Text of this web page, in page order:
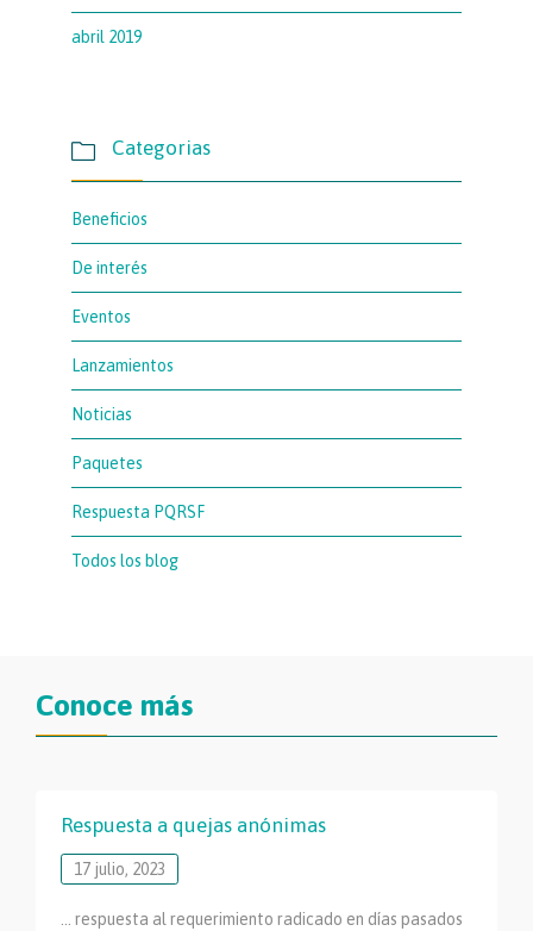
abril 2019
 Categorias
Beneficios
De interés
Eventos
Lanzamientos
Noticias
Paquetes
Respuesta PQRSF
Todos los blog
Conoce más
Respuesta a quejas anónimas
17 julio, 2023
… respuesta al requerimiento radicado en días pasados